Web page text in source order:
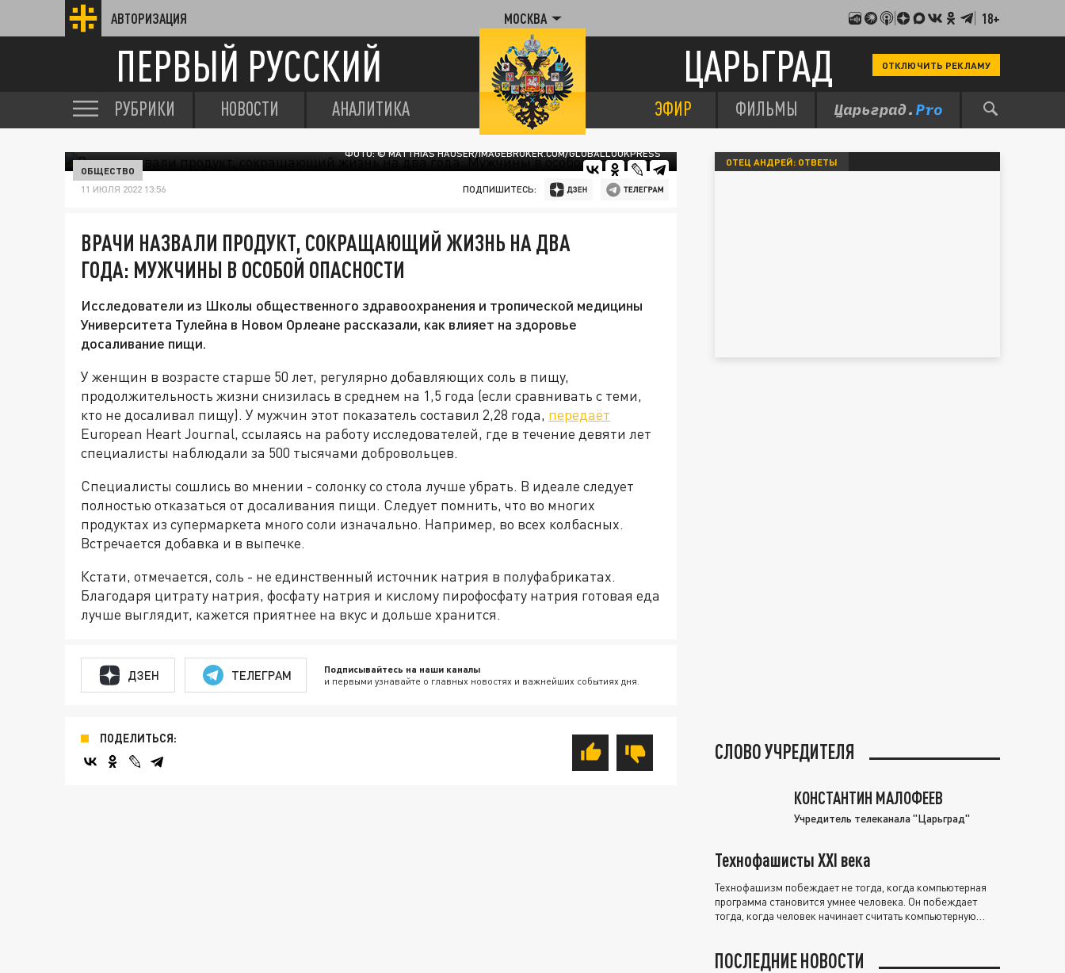
АВТОРИЗАЦИЯ МОСКВА 18+
ПЕРВЫЙ РУССКИЙ ЦАРЬГРАД ОТКЛЮЧИТЬ РЕКЛАМУ
РУБРИКИ НОВОСТИ АНАЛИТИКА ЭФИР ФИЛЬМЫ
ФОТО: © MATTHIAS HAUSER/IMAGEBROKER.COM/GLOBALLOOKPRESS
ОБЩЕСТВО
11 ИЮЛЯ 2022 13:56 ПОДПИШИТЕСЬ:
ВРАЧИ НАЗВАЛИ ПРОДУКТ, СОКРАЩАЮЩИЙ ЖИЗНЬ НА ДВА
ГОДА: МУЖЧИНЫ В ОСОБОЙ ОПАСНОСТИ
Исследователи из Школы общественного здравоохранения и тропической медицины
Университета Тулейна в Новом Орлеане рассказали, как влияет на здоровье
досаливание пищи.
У женщин в возрасте старше 50 лет, регулярно добавляющих соль в пищу,
продолжительность жизни снизилась в среднем на 1,5 года (если сравнивать с теми,
кто не досаливал пищу). У мужчин этот показатель составил 2,28 года, передаёт
European Heart Journal, ссылаясь на работу исследователей, где в течение девяти лет
специалисты наблюдали за 500 тысячами добровольцев.
Специалисты сошлись во мнении - солонку со стола лучше убрать. В идеале следует
полностью отказаться от досаливания пищи. Следует помнить, что во многих
продуктах из супермаркета много соли изначально. Например, во всех колбасных.
Встречается добавка и в выпечке.
Кстати, отмечается, соль - не единст­венный источник натрия в полуфабрикатах.
Благодаря цитрату натрия, фосфату натрия и кислому пирофосфату натрия готовая еда
лучше выглядит, кажется приятнее на вкус и дольше хранится.
ДЗЕН ТЕЛЕГРАМ Подписывайтесь на наши каналы
и первыми узнавайте о главных новостях и важнейших событиях дня.
ПОДЕЛИТЬСЯ:
ОТЕЦ АНДРЕЙ: ОТВЕТЫ
СЛОВО УЧРЕДИТЕЛЯ
КОНСТАНТИН МАЛОФЕЕВ
Учредитель телеканала "Царьград"
Технофашисты XXI века
Технофашизм побеждает не тогда, когда компьютерная
программа становится умнее человека. Он побеждает
тогда, когда человек начинает считать компьютерную
ПОСЛЕДНИЕ НОВОСТИ